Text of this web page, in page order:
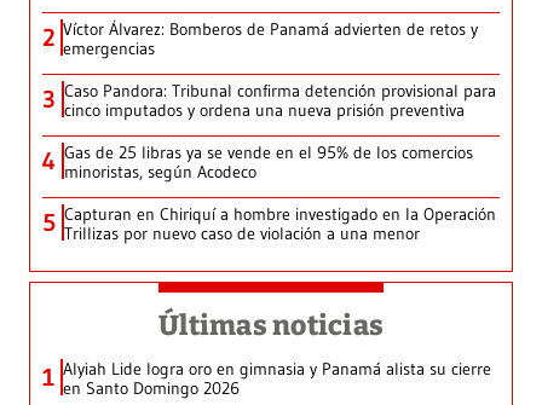
2 Víctor Álvarez: Bomberos de Panamá advierten de retos y
emergencias
3 Caso Pandora: Tribunal confirma detención provisional para
cinco imputados y ordena una nueva prisión preventiva
4 Gas de 25 libras ya se vende en el 95% de los comercios
minoristas, según Acodeco
5 Capturan en Chiriquí a hombre investigado en la Operación
Trillizas por nuevo caso de violación a una menor
Últimas noticias
1 Alyiah Lide logra oro en gimnasia y Panamá alista su cierre
en Santo Domingo 2026